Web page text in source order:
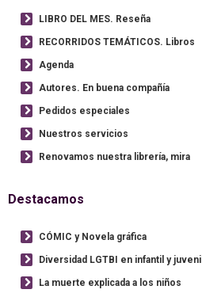
LIBRO DEL MES. Reseña
RECORRIDOS TEMÁTICOS. Libros
Agenda
Autores. En buena compañía
Pedidos especiales
Nuestros servicios
Renovamos nuestra librería, mira
Destacamos
CÓMIC y Novela gráfica
Diversidad LGTBI en infantil y juvenil
La muerte explicada a los niños